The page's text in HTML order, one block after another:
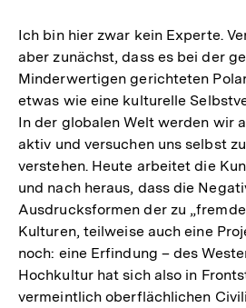
Ich bin hier zwar kein Experte.
aber zunächst, dass es bei der
Minderwertigen gerichteten
etwas wie eine kulturelle
In der globalen Welt werden wir
aktiv und versuchen uns selbst
verstehen. Heute arbeitet die
und nach heraus, dass die
Ausdrucksformen der zu
Kulturen, teilweise auch eine
noch: eine Erfindung – des
Hochkultur hat sich also in
vermeintlich oberflächlichen